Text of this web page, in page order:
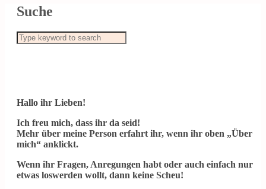
Suche
Hallo ihr Lieben!
Ich freu mich, dass ihr da seid!
Mehr über meine Person erfahrt ihr, wenn ihr oben „Über
mich“ anklickt.
Wenn ihr Fragen, Anregungen habt oder auch einfach nur
etwas loswerden wollt, dann keine Scheu!